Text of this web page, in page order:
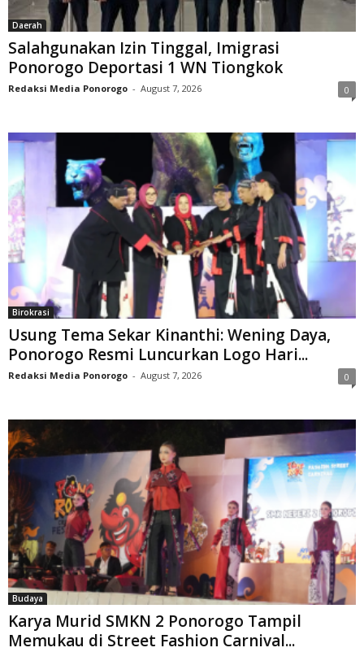
Daerah
Salahgunakan Izin Tinggal, Imigrasi
Ponorogo Deportasi 1 WN Tiongkok
Redaksi Media Ponorogo - August 7, 2026 0
Birokrasi
Usung Tema Sekar Kinanthi: Wening Daya,
Ponorogo Resmi Luncurkan Logo Hari...
Redaksi Media Ponorogo - August 7, 2026 0
Budaya
Karya Murid SMKN 2 Ponorogo Tampil
Memukau di Street Fashion Carnival...